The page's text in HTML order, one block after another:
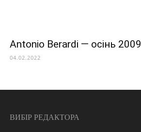
Antonio Berardi — осінь 2009
04.02.2022
ВИБІР РЕДАКТОРА